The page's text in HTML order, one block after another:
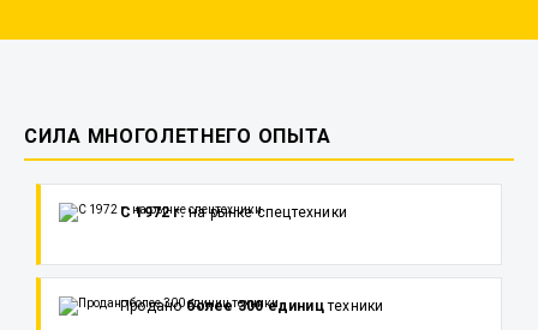
СИЛА МНОГОЛЕТНЕГО ОПЫТА
С 1972 г.на рынке спецтехники
Проданоболее 300 едиництехники